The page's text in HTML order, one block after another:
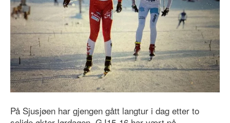
På Sjusjøen har gjengen gått langtur i dag etter to